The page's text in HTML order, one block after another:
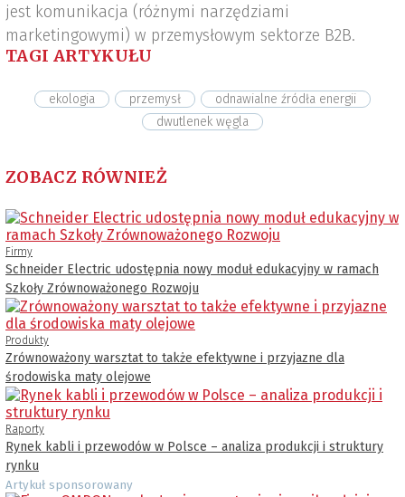
jest komunikacja (różnymi narzędziami
marketingowymi) w przemysłowym sektorze B2B.
TAGI ARTYKUŁU
ekologia przemysł
odnawialne źródła energii
dwutlenek węgla
ZOBACZ RÓWNIEŻ
Firmy
Schneider Electric udostępnia nowy moduł edukacyjny w ramach
Szkoły Zrównoważonego Rozwoju
Produkty
Zrównoważony warsztat to także efektywne i przyjazne dla
środowiska maty olejowe
Raporty
Rynek kabli i przewodów w Polsce – analiza produkcji i struktury
rynku
Artykuł sponsorowany